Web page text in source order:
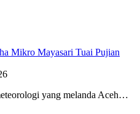
Mikro Mayasari Tuai Pujian
yang melanda Aceh…